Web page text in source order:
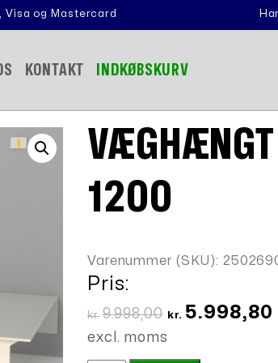
Visa og Mastercard
KONTAKT INDKØBSKURV
VÆGHÆNGT
1200
Varenummer (SKU):
Pris:
kr. 9.998,00
Den
kr. 5.998,80
excl. moms